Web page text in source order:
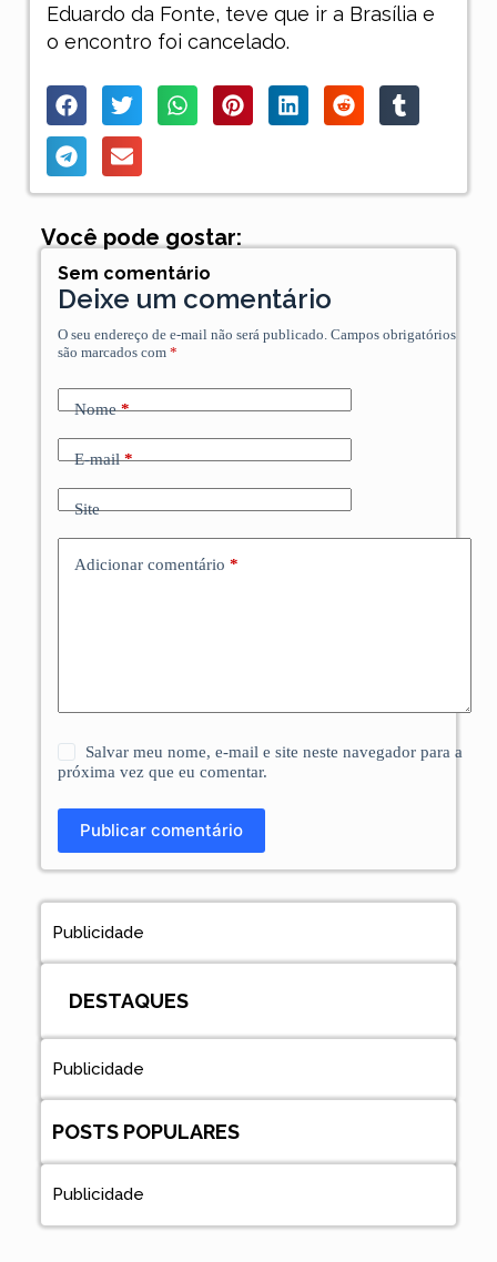
Eduardo da Fonte, teve que ir a Brasília e
o encontro foi cancelado.
Você pode gostar:
Sem comentário
Deixe um comentário
O seu endereço de e-mail não será publicado. Campos obrigatórios
são marcados com *
Nome*
E-mail*
Site
Adicionar comentário *
Salvar meu nome, e-mail e site neste navegador para a
próxima vez que eu comentar.
Publicar comentário
Publicidade
DESTAQUES
Publicidade
POSTS POPULARES
Publicidade